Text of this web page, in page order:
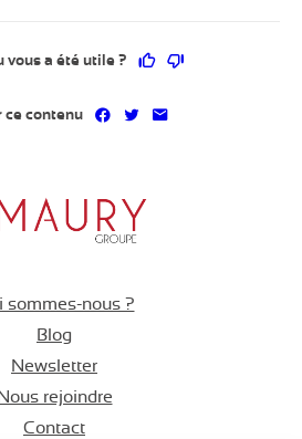
vous a été utile ? Ce contenu vous
ce contenu Partager sur Facebook
Partager sur Twitter
Partager par
sommes-nous ?
Blog
Newsletter
rejoindre
Contact